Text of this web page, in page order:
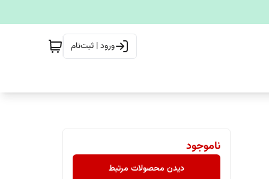
ورود | ثبت‌نام
ناموجود
دیدن محصولات مرتبط